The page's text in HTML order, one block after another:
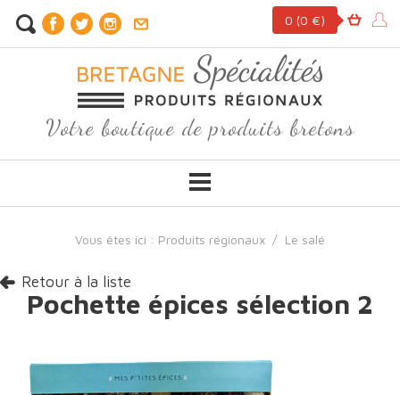
Votre boutique de produits bretons
0 (0 €)
Vous êtes ici : Produits régionaux / Le salé
Retour à la liste
Pochette épices sélection 2